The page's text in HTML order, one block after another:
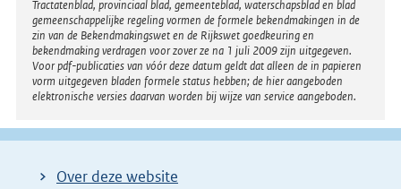
Tractatenblad, provinciaal blad, gemeenteblad, waterschapsblad en blad
gemeenschappelijke regeling vormen de formele bekendmakingen in de
zin van de Bekendmakingswet en de Rijkswet goedkeuring en
bekendmaking verdragen voor zover ze na 1 juli 2009 zijn uitgegeven.
Voor pdf-publicaties van vóór deze datum geldt dat alleen de in papieren
vorm uitgegeven bladen formele status hebben; de hier aangeboden
elektronische versies daarvan worden bij wijze van service aangeboden.
Over deze website